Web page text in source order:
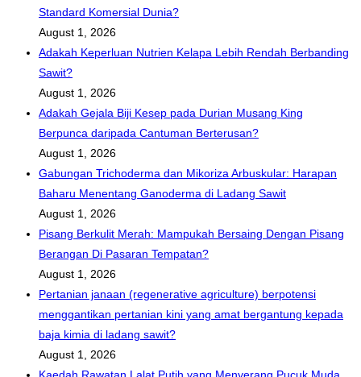
Standard Komersial Dunia?
August 1, 2026
Adakah Keperluan Nutrien Kelapa Lebih Rendah Berbanding
Sawit?
August 1, 2026
Adakah Gejala Biji Kesep pada Durian Musang King
Berpunca daripada Cantuman Berterusan?
August 1, 2026
Gabungan Trichoderma dan Mikoriza Arbuskular: Harapan
Baharu Menentang Ganoderma di Ladang Sawit
August 1, 2026
Pisang Berkulit Merah: Mampukah Bersaing Dengan Pisang
Berangan Di Pasaran Tempatan?
August 1, 2026
Pertanian janaan (regenerative agriculture) berpotensi
menggantikan pertanian kini yang amat bergantung kepada
baja kimia di ladang sawit?
August 1, 2026